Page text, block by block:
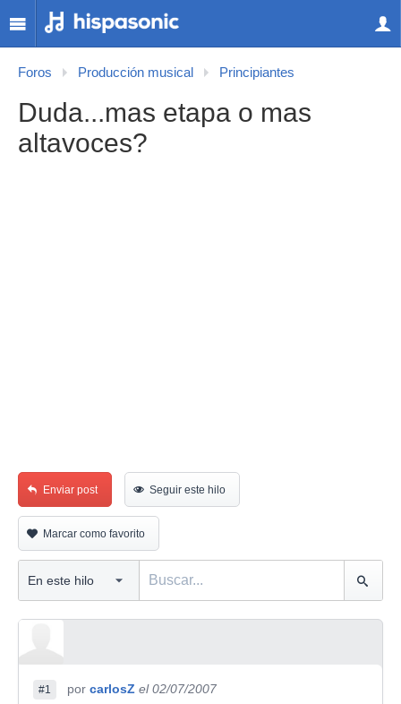
Foros Producción musical Principiantes
Duda...mas etapa o mas
altavoces?
Enviar post Seguir este hilo
Marcar como favorito
#1 por carlosZ el 02/07/2007